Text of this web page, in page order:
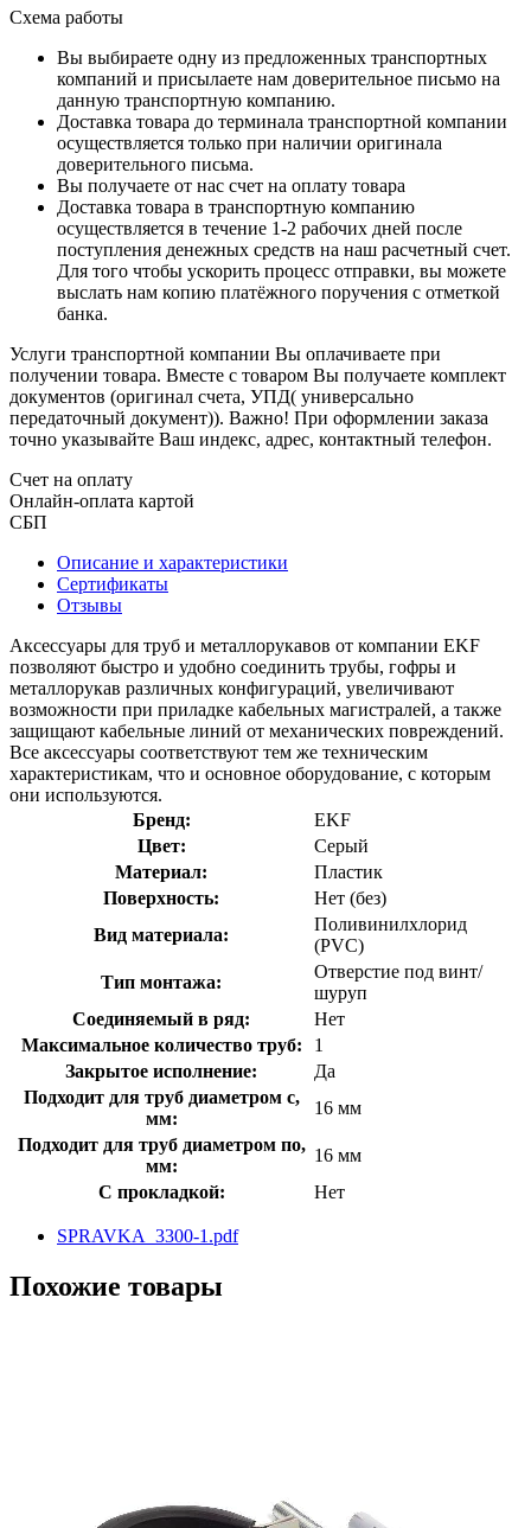
Схема работы
Вы выбираете одну из предложенных транспортных
компаний и присылаете нам доверительное письмо на
данную транспортную компанию.
Доставка товара до терминала транспортной компании
осуществляется только при наличии оригинала
доверительного письма.
Вы получаете от нас счет на оплату товара
Доставка товара в транспортную компанию
осуществляется в течение 1-2 рабочих дней после
поступления денежных средств на наш расчетный счет.
Для того чтобы ускорить процесс отправки, вы можете
выслать нам копию платёжного поручения с отметкой
банка.
Услуги транспортной компании Вы оплачиваете при
получении товара. Вместе с товаром Вы получаете комплект
документов (оригинал счета, УПД( универсально
передаточный документ)). Важно! При оформлении заказа
точно указывайте Ваш индекс, адрес, контактный телефон.
Счет на оплату
Онлайн-оплата картой
СБП
Описание и характеристики
Сертификаты
Отзывы
Аксессуары для труб и металлорукавов от компании EKF
позволяют быстро и удобно соединить трубы, гофры и
металлорукав различных конфигураций, увеличивают
возможности при приладке кабельных магистралей, а также
защищают кабельные линий от механических повреждений.
Все аксессуары соответствуют тем же техническим
характеристикам, что и основное оборудование, с которым
они используются.
Бренд:
EKF
Цвет:
Серый
Материал:
Пластик
Поверхность:
Нет (без)
Вид материала:
Поливинилхлорид
(PVC)
Тип монтажа:
Отверстие под винт/
шуруп
Соединяемый в ряд:
Нет
Максимальное количество труб:
1
Закрытое исполнение:
Да
Подходит для труб диаметром с,
мм:
16 мм
Подходит для труб диаметром по,
мм:
16 мм
С прокладкой:
Нет
SPRAVKA_3300-1.pdf
Похожие товары